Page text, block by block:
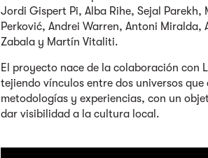
Jordi Gispert Pi, Alba Rihe, Sejal Parekh,
Perković, Andrei Warren, Antoni Miralda,
Zabala y Martín Vitaliti.
El proyecto nace de la colaboración con
tejiendo vínculos entre dos universos
metodologías y experiencias, con un
dar visibilidad a la cultura local.